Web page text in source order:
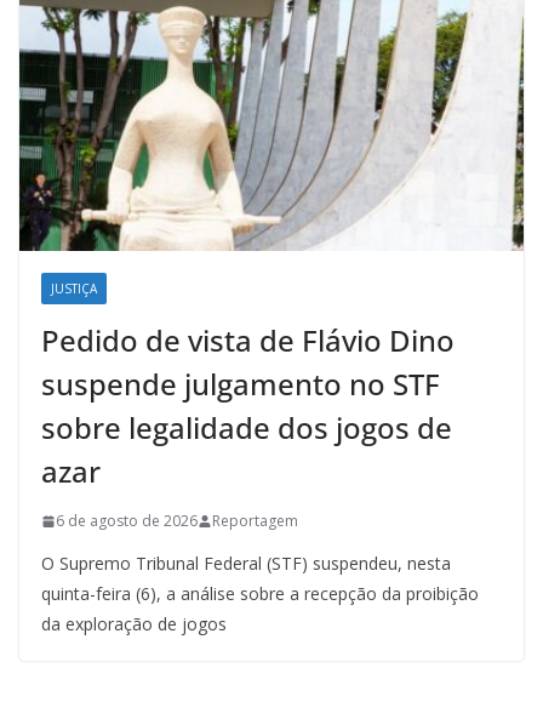
JUSTIÇA
Pedido de vista de Flávio Dino
suspende julgamento no STF
sobre legalidade dos jogos de
azar
6 de agosto de 2026 Reportagem
O Supremo Tribunal Federal (STF) suspendeu, nesta
quinta-feira (6), a análise sobre a recepção da proibição
da exploração de jogos